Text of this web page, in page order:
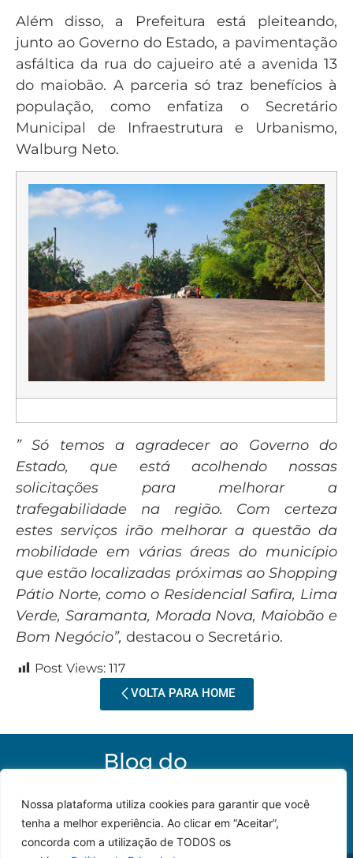
Nossa plataforma utiliza cookies para garantir que você
tenha a melhor experiência. Ao clicar em “Aceitar”,
concorda com a utilização de TODOS os
Além disso, a Prefeitura está pleiteando,
junto ao Governo do Estado, a pavimentação
asfáltica da rua do cajueiro até a avenida 13
do maiobão. A parceria só traz benefícios à
população, como enfatiza o Secretário
Municipal de Infraestrutura e Urbanismo,
Walburg Neto.
” Só temos a agradecer ao Governo do
Estado, que está acolhendo nossas
solicitações para melhorar a
trafegabilidade na região. Com certeza
estes serviços irão melhorar a questão da
mobilidade em várias áreas do município
que estão localizadas próximas ao Shopping
Pátio Norte, como o Residencial Safira, Lima
Verde, Saramanta, Morada Nova, Maiobão e
Bom Negócio”, destacou o Secretário.
Post Views: 117
VOLTA PARA HOME